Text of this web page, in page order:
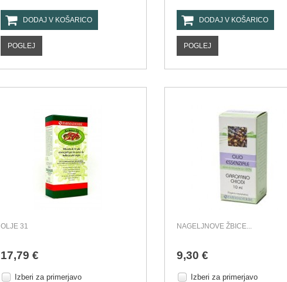
DODAJ V KOŠARICO
POGLEJ
DODAJ V KOŠARICO
POGLEJ
OLJE 31
17,79 €
Izberi za primerjavo
NAGELJNOVE ŽBICE...
9,30 €
Izberi za primerjavo